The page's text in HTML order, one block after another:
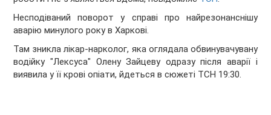
Несподіваний поворот у справі про найрезонанснішу
аварію минулого року в Харкові.
Там зникла лікар-нарколог, яка оглядала обвинувачувану
водійку "Лексуса" Олену Зайцеву одразу після аварії і
виявила у її крові опіати, йдеться в сюжеті ТСН 19:30.